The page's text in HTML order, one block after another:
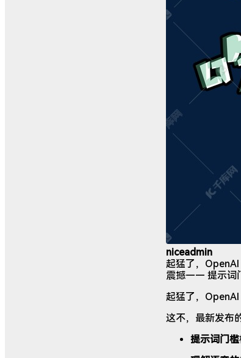
niceadmin
起猛了，OpenAI
震撼—— 提示词
起猛了，OpenAI
这不，最新发布
提示词门槛